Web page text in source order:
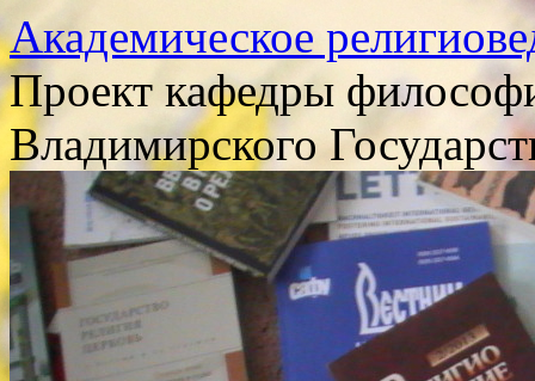
Академическое
Проект кафедры
Владимирского